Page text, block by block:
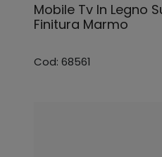
Mobile Tv In Legno
Finitura Marmo
Cod: 68561